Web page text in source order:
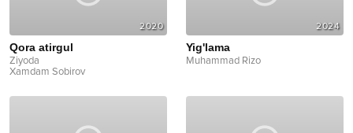
2020
Qora atirgul
Ziyoda
Xamdam Sobirov
2024
Yig'lama
Muhammad Rizo